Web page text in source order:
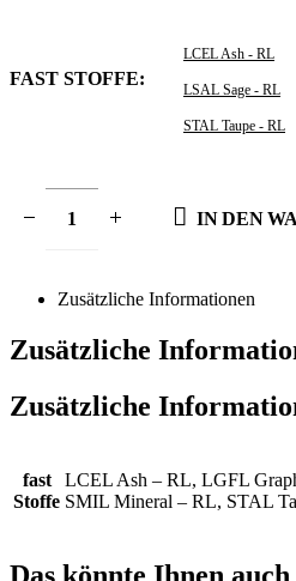
FAST STOFFE
LCEL Ash - RL
LSAL Sage - RL
STAL Taupe - RL
IN DEN
Zusätzliche Informationen
Zusätzliche
Zusätzliche
fast
Stoffe
LCEL Ash – RL, LGFL
SMIL Mineral – RL, STAL